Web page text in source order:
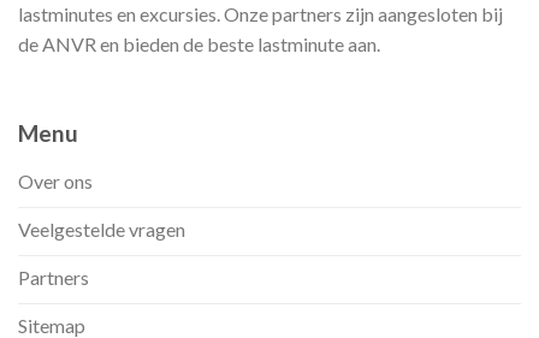
lastminutes en excursies. Onze partners zijn aangesloten bij
de ANVR en bieden de beste lastminute aan.
Menu
Over ons
Veelgestelde vragen
Partners
Sitemap